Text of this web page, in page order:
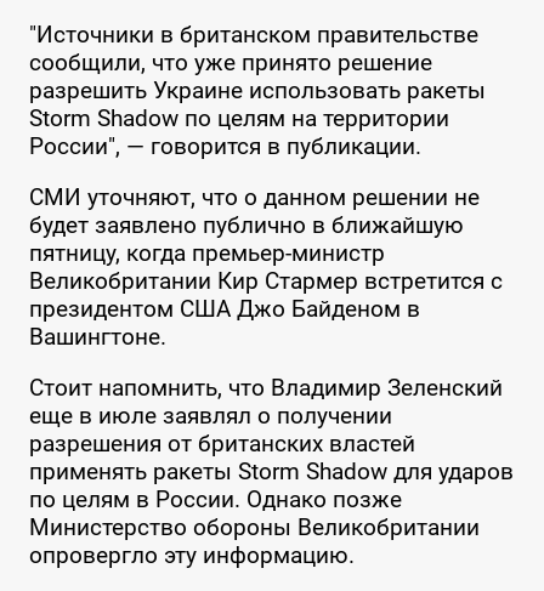
"Источники в британском правительстве
сообщили, что уже принято решение
разрешить Украине использовать ракеты
Storm Shadow по целям на территории
России", — говорится в публикации.
СМИ уточняют, что о данном решении не
будет заявлено публично в ближайшую
пятницу, когда премьер-министр
Великобритании Кир Стармер встретится с
президентом США Джо Байденом в
Вашингтоне.
Стоит напомнить, что Владимир Зеленский
еще в июле заявлял о получении
разрешения от британских властей
применять ракеты Storm Shadow для ударов
по целям в России. Однако позже
Министерство обороны Великобритании
опровергло эту информацию.